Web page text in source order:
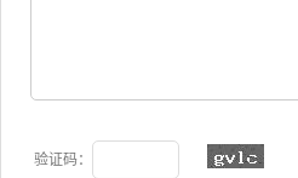
验证码：